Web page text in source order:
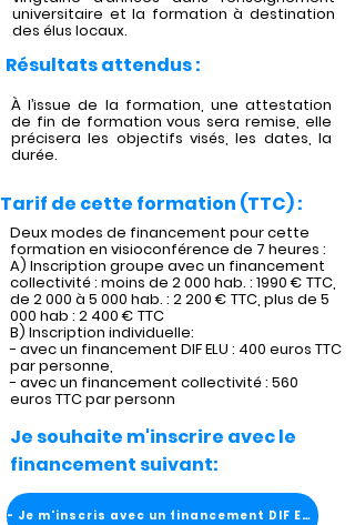
universitaire et la formation à destination
des élus locaux.
Résultats attendus :
À l’issue de la formation, une attestation
de fin de formation vous sera remise, elle
précisera les objectifs visés, les dates, la
durée.
Tarif de cette formation (TTC) :
Deux modes de financement pour cette
formation en visioconférence de 7 heures :
A) Inscription groupe avec un financement
collectivité : moins de 2 000 hab. : 1990 € TTC,
de 2 000 à 5 000 hab. : 2 200 € TTC, plus de 5
000 hab : 2 400 € TTC
B) Inscription individuelle:
- avec un financement DIF ELU : 400 euros TTC
par personne,
- avec un financement collectivité : 560
euros TTC par personn
Je souhaite m'inscrire avec le
financement suivant:
- Je m'inscris avec un financement DIF ELU